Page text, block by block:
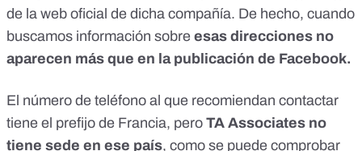
de la web oficial de dicha compañía. De hecho, cuando
buscamos información sobre esas direcciones no
aparecen más que en la publicación de Facebook.
El número de teléfono al que recomiendan contactar
tiene el prefijo de Francia, pero TA Associates no
tiene sede en ese país, como se puede comprobar